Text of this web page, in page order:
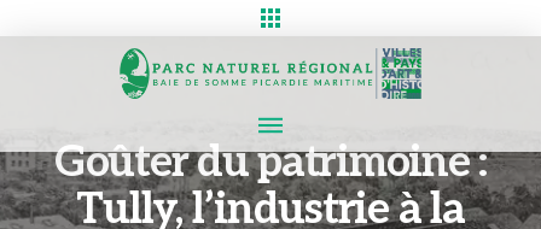
Goûter du patrimoine :
Tully, l’industrie à la